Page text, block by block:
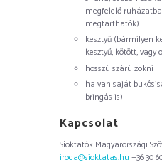
megfelelő
megtarthatók)
kesztyű (bármilyen
kesztyű, kötött, vagy
hosszú szárú zokni
ha van saját
bringás is)
Kapcsolat
Síoktatók Magyarországi
iroda@sioktatas.hu +36 30